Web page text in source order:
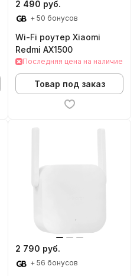
2 490 руб.
+ 50 бонусов
Wi-Fi роутер Xiaomi
Redmi AX1500
Последняя цена на наличие
Товар под заказ
2 790 руб.
+ 56 бонусов